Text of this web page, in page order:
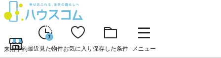
来店予約
1
最近見た物件お気に入り 保存した条件 メニュー